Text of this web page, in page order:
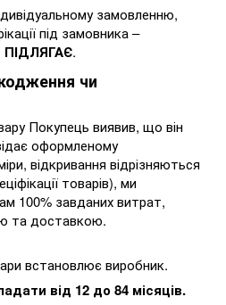
замовленню,
під замовника –
ПІДЛЯГАЄ.
чи
Покупець виявив, що він
оформленому
відкривання відрізняються
товарів), ми
100% завданих витрат,
та доставкою.
встановлює виробник.
від 12 до 84 місяців.